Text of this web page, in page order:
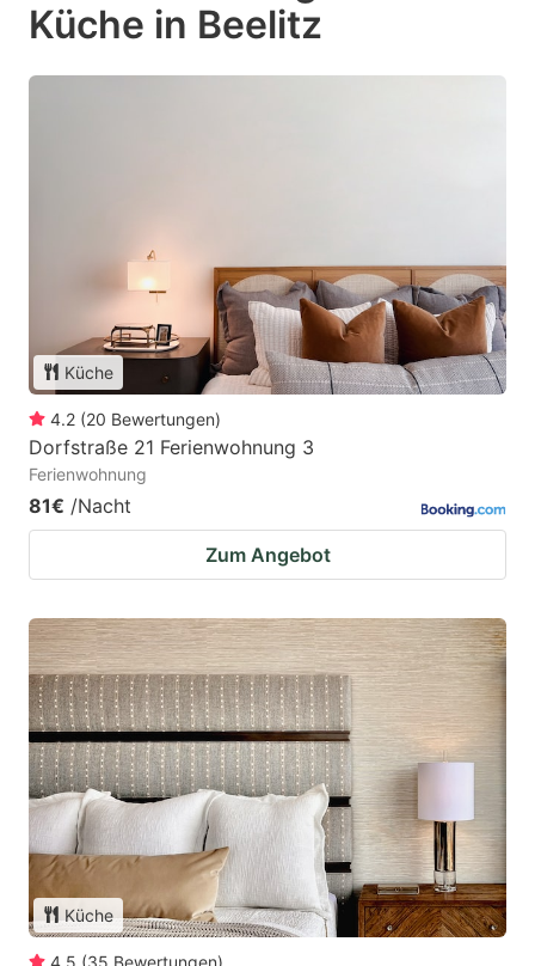
Küche in Beelitz
Küche
4.2 (20 Bewertungen)
Dorfstraße 21 Ferienwohnung 3
Ferienwohnung
81€ /Nacht
Zum Angebot
Küche
4.5 (35 Bewertungen)